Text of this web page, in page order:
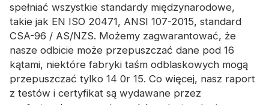
spełniać wszystkie standardy międzynarodowe,
takie jak EN ISO 20471, ANSI 107-2015, standard
CSA-96 / AS/NZS. Możemy zagwarantować, że
nasze odbicie może przepuszczać dane pod 16
kątami, niektóre fabryki taśm odblaskowych mogą
przepuszczać tylko 14 0r 15. Co więcej, nasz raport
z testów i certyfikat są wydawane przez